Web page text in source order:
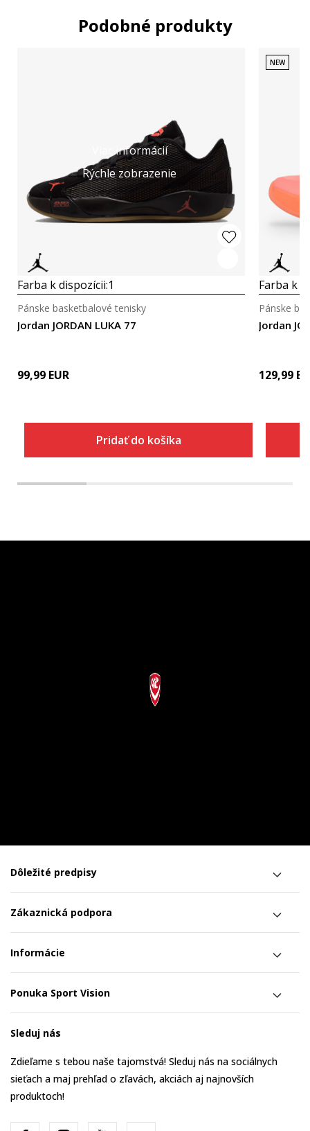
Podobné produkty
Viac informácií
Rýchle zobrazenie
Farba k dispozícii:1
Jordan JORDAN LUKA 77
Pánske basketbalové tenisky
99,99 EUR
Pridať do košíka
NEW
Farba k
Jordan
Pánske
129,99
Dôležité predpisy
Zákaznická podpora
Informácie
Ponuka Sport Vision
Sleduj nás
Zdieľame s tebou naše tajomstvá! Sleduj nás na sociálnych
sieťach a maj prehľad o zľavách, akciách aj najnovších
produktoch!